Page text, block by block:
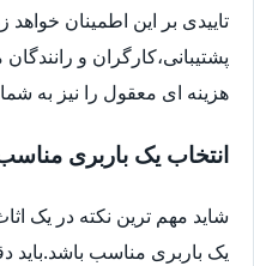
تاییدی بر این اطمینان
پشتیبانی،کارگران و
هزینه ای معقول را نیز به
انتخاب یک باربری
شاید مهم ترین نکته در یک
یک باربری مناسب باشد.باید